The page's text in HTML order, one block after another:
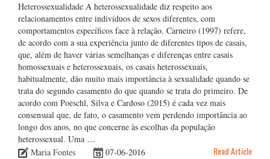
Heterossexualidade A heterossexualidade diz respeito aos
relacionamentos entre indivíduos de sexos diferentes, com
comportamentos específicos face à relação. Carneiro (1997) refere,
de acordo com a sua experiência junto de diferentes tipos de casais,
que, além de haver várias semelhanças e diferenças entre casais
homossexuais e heterossexuais, os casais heterossexuais,
habitualmente, dão muito mais importância à sexualidade quando se
trata do segundo casamento do que quando se trata do primeiro. De
acordo com Poeschl, Silva e Cardoso (2015) é cada vez mais
consensual que, de fato, o casamento vem perdendo importância ao
longo dos anos, no que concerne às escolhas da população
heterossexual. Uma …
Maria Fontes
07-06-2016 Read Article